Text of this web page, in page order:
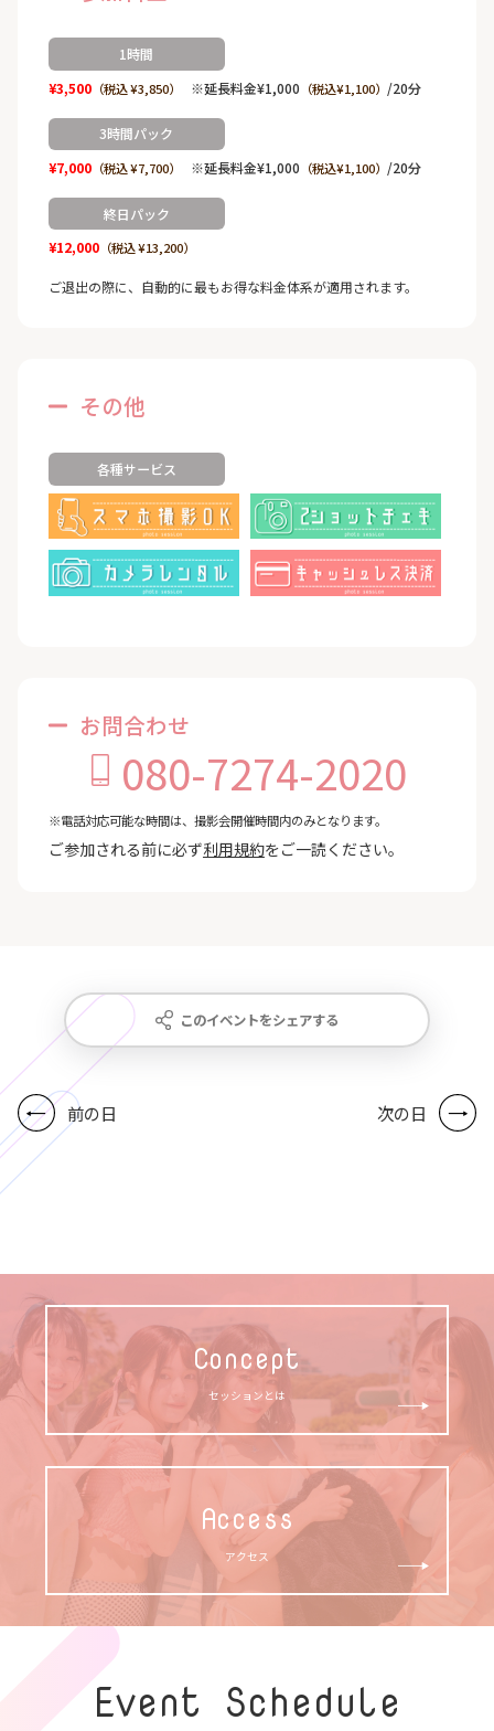
1時間
¥3,500（税込 ¥3,850） ※延長料金¥1,000 （税込¥1,100） /20分
3時間パック
¥7,000（税込 ¥7,700） ※延長料金¥1,000 （税込¥1,100） /20分
終日パック
¥12,000（税込 ¥13,200）
ご退出の際に、自動的に最もお得な料金体系が適用されます。
その他
各種サービス
お問合わせ
080-7274-2020
※電話対応可能な時間は、撮影会開催時間内のみとなります。
ご参加される前に必ず利用規約をご一読ください。
このイベントをシェアする
前の日 次の日
Concept
セッションとは
Access
アクセス
Event Schedule